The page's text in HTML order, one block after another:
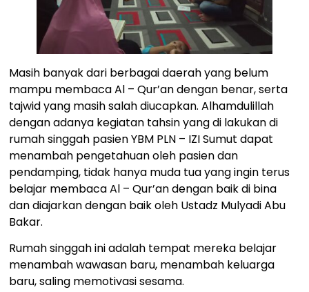
Masih banyak dari berbagai daerah yang belum
mampu membaca Al – Qur’an dengan benar, serta
tajwid yang masih salah diucapkan. Alhamdulillah
dengan adanya kegiatan tahsin yang di lakukan di
rumah singgah pasien YBM PLN – IZI Sumut dapat
menambah pengetahuan oleh pasien dan
pendamping, tidak hanya muda tua yang ingin terus
belajar membaca Al – Qur’an dengan baik di bina
dan diajarkan dengan baik oleh Ustadz Mulyadi Abu
Bakar.
Rumah singgah ini adalah tempat mereka belajar
menambah wawasan baru, menambah keluarga
baru, saling memotivasi sesama.